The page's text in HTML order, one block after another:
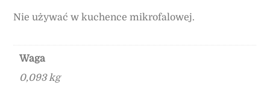
Nie używać w kuchence mikrofalowej.
Waga
0,093 kg